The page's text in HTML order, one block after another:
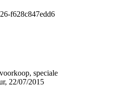
f628c847edd6
speciale
22/07/2015